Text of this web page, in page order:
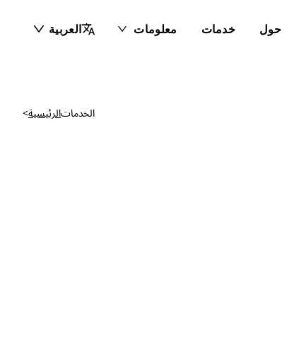
حول خدمات معلومات العربية
الرئيسية> الخدمات